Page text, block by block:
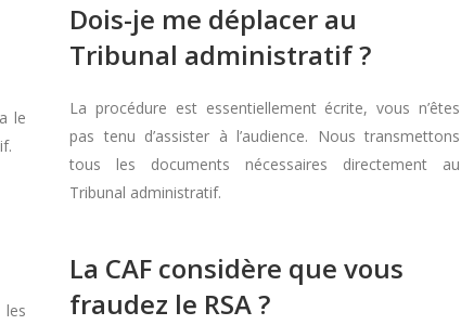
le
Dois-je me déplacer au
Tribunal administratif ?
La procédure est essentiellement écrite, vous n’êtes
pas tenu d’assister à l’audience. Nous transmettons
tous les documents nécessaires directement au
Tribunal administratif.
La CAF considère que vous
fraudez le RSA ?